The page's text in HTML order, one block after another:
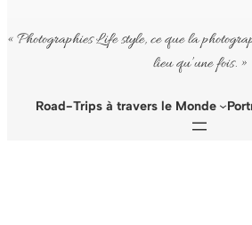
« Photographies Life style, ce que la
lieu qu’une fois. »
Road-Trips à travers le Monde